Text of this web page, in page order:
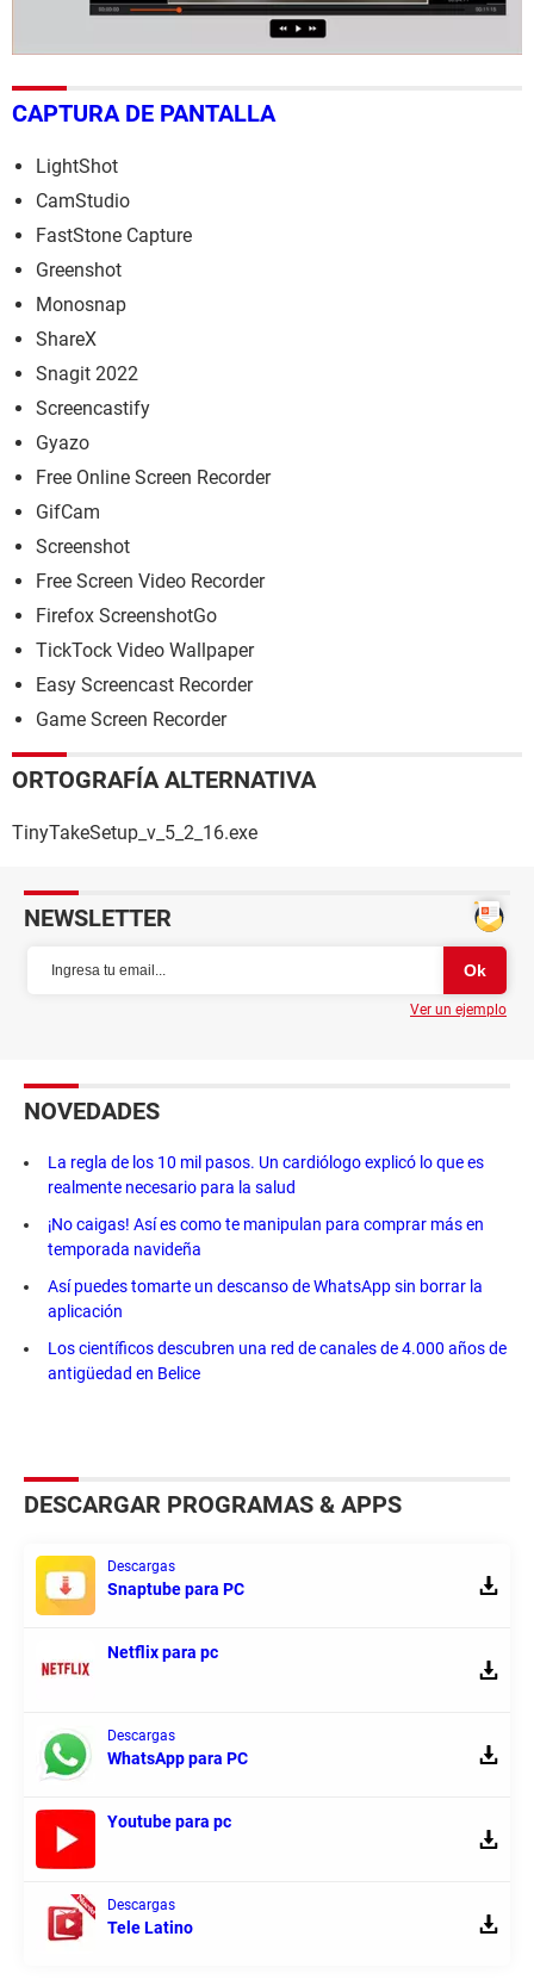
CAPTURA DE PANTALLA
LightShot
CamStudio
FastStone Capture
Greenshot
Monosnap
ShareX
Snagit 2022
Screencastify
Gyazo
Free Online Screen Recorder
GifCam
Screenshot
Free Screen Video Recorder
Firefox ScreenshotGo
TickTock Video Wallpaper
Easy Screencast Recorder
Game Screen Recorder
ORTOGRAFÍA ALTERNATIVA
TinyTakeSetup_v_5_2_16.exe
NEWSLETTER
Ver un ejemplo
NOVEDADES
La regla de los 10 mil pasos. Un cardiólogo explicó lo que es
realmente necesario para la salud
¡No caigas! Así es como te manipulan para comprar más en
temporada navideña
Así puedes tomarte un descanso de WhatsApp sin borrar la
aplicación
Los científicos descubren una red de canales de 4.000 años de
antigüedad en Belice
DESCARGAR PROGRAMAS & APPS
Descargas
Snaptube para PC
Netflix para pc
Descargas
WhatsApp para PC
Youtube para pc
Descargas
Tele Latino